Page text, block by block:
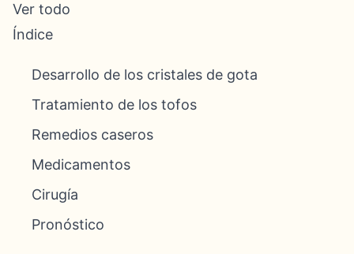
Ver todo
Índice
Desarrollo de los cristales de gota
Tratamiento de los tofos
Remedios caseros
Medicamentos
Cirugía
Pronóstico